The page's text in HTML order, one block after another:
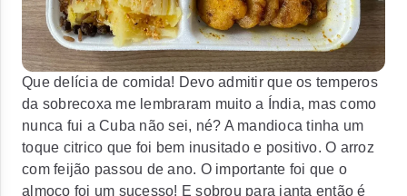
Que delícia de comida! Devo admitir que os temperos
da sobrecoxa me lembraram muito a Índia, mas como
nunca fui a Cuba não sei, né? A mandioca tinha um
toque citrico que foi bem inusitado e positivo. O arroz
com feijão passou de ano. O importante foi que o
almoço foi um sucesso! E sobrou para janta então é